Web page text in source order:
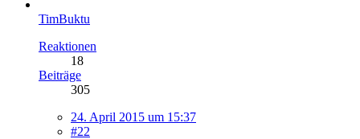
TimBuktu
Reaktionen
18
Beiträge
305
24. April 2015 um 15:37
#22